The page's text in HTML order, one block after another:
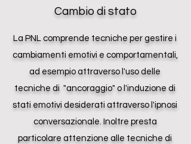
Cambio di stato
La PNL comprende tecniche per gestire i
cambiamenti emotivi e comportamentali,
ad esempio attraverso l'uso delle
tecniche di "ancoraggio" o l'induzione di
stati emotivi desiderati attraverso l'ipnosi
conversazionale. Inoltre presta
particolare attenzione alle tecniche di